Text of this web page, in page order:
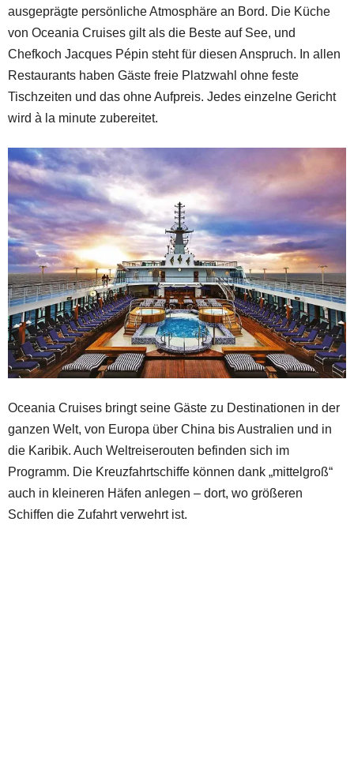
ausgeprägte persönliche Atmosphäre an Bord. Die Küche
von Oceania Cruises gilt als die Beste auf See, und
Chefkoch Jacques Pépin steht für diesen Anspruch. In allen
Restaurants haben Gäste freie Platzwahl ohne feste
Tischzeiten und das ohne Aufpreis. Jedes einzelne Gericht
wird à la minute zubereitet.
Oceania Cruises bringt seine Gäste zu Destinationen in der
ganzen Welt, von Europa über China bis Australien und in
die Karibik. Auch Weltreiserouten befinden sich im
Programm. Die Kreuzfahrtschiffe können dank „mittelgroß“
auch in kleineren Häfen anlegen – dort, wo größeren
Schiffen die Zufahrt verwehrt ist.